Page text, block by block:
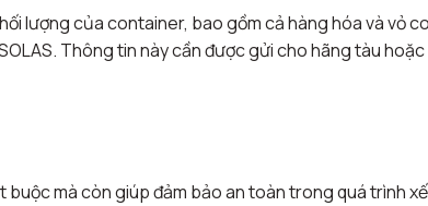
lượng của container, bao gồm cả hàng hóa và vỏ
Thông tin này cần được gửi cho hãng tàu
mà còn giúp đảm bảo an toàn trong quá trình